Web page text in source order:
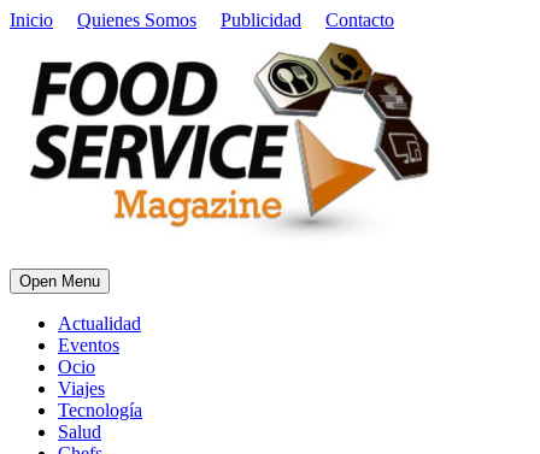
Inicio Quienes Somos Publicidad Contacto
Open Menu
Actualidad
Eventos
Ocio
Viajes
Tecnología
Salud